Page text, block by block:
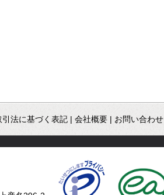
引法に基づく表記 | 会社概要 | お問い合わせ